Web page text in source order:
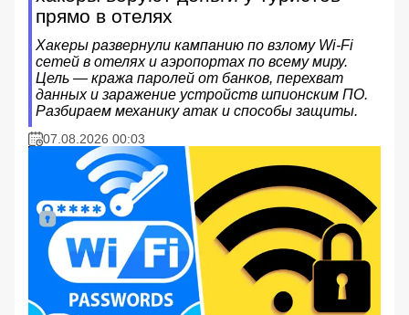
прямо в отелях
Хакеры развернули кампанию по взлому Wi-Fi
сетей в отелях и аэропортах по всему миру.
Цель — кража паролей от банков, перехват
данных и заражение устройств шпионским ПО.
Разбираем механику атак и способы защиты.
07.08.2026 00:03